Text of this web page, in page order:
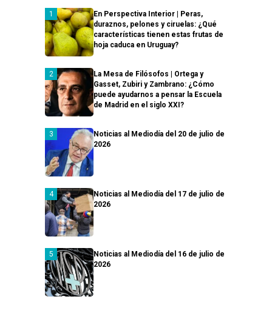
En Perspectiva Interior | Peras,
duraznos, pelones y ciruelas: ¿Qué
características tienen estas frutas de
hoja caduca en Uruguay?
La Mesa de Filósofos | Ortega y
Gasset, Zubiri y Zambrano: ¿Cómo
puede ayudarnos a pensar la Escuela
de Madrid en el siglo XXI?
Noticias al Mediodía del 20 de julio de
2026
Noticias al Mediodía del 17 de julio de
2026
Noticias al Mediodía del 16 de julio de
2026